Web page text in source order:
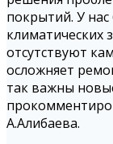
покрытий. У
климатических
отсутствуют
осложняет
так важны
А.Алибаева.